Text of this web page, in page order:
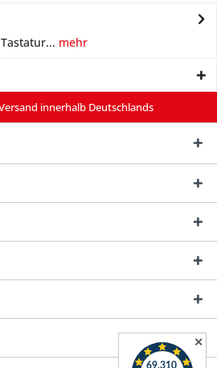
mehr
innerhalb Deutschlands
✕